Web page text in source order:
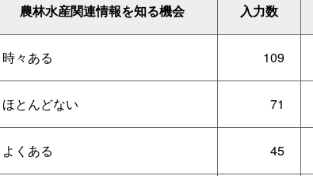
農林水産関連情報を知る機会 入力数
時々ある 109
ほとんどない 71
よくある 45